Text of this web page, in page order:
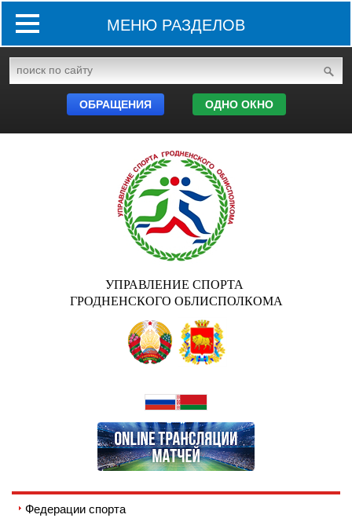
МЕНЮ РАЗДЕЛОВ
ОБРАЩЕНИЯ ОДНО ОКНО
УПРАВЛЕНИЕ СПОРТА
ГРОДНЕНСКОГО ОБЛИСПОЛКОМА
Федерации спорта